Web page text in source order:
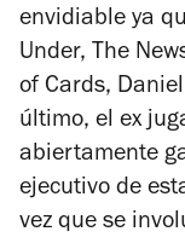
envidiable ya
Under, The
of Cards,
último, el ex
abiertamente
ejecutivo de
vez que se